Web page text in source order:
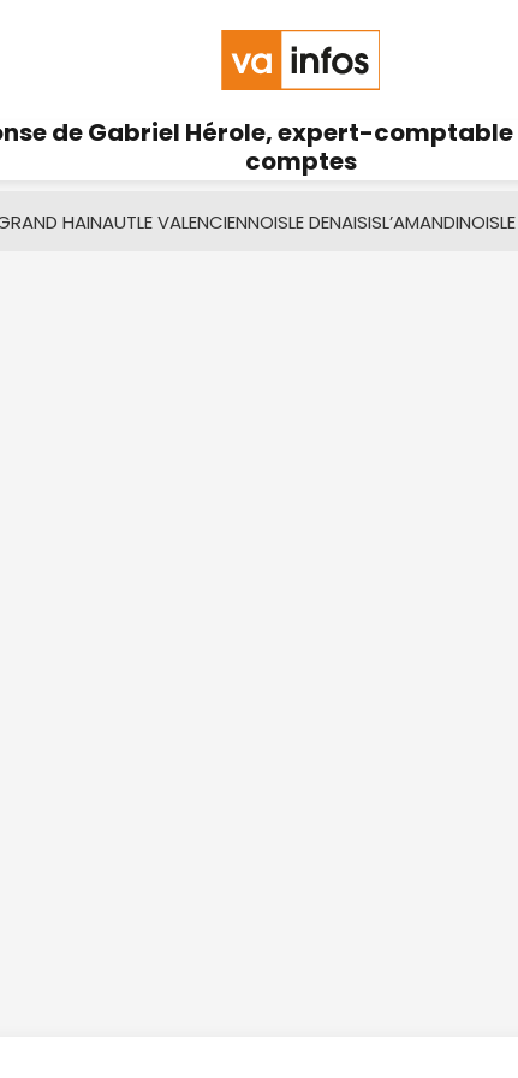
de Gabriel Hérole, expert-
comptes
HAINAUTLE VALENCIENNOISLE DENAISISL’AMANDINOIS